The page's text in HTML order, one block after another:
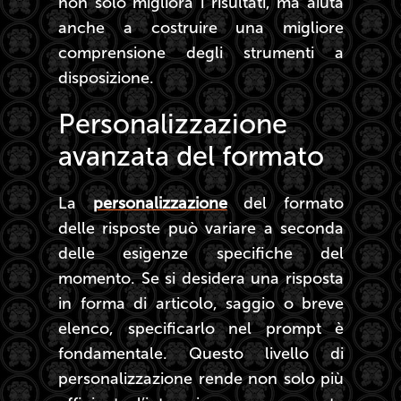
anche a costruire una migliore
comprensione degli strumenti a
disposizione.
Personalizzazione
avanzata del formato
Lapersonalizzazionedel formato
delle risposte può variare a seconda
delle esigenze specifiche del
momento. Se si desidera una risposta
in forma di articolo, saggio o breve
elenco, specificarlo nel prompt è
fondamentale. Questo livello di
personalizzazione rende non solo più